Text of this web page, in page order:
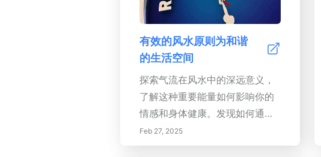
晰的思维。将日常任务转变为丰
富的仪式，促进放松、创造力和
与当下的连接。
有效的风水原则为和谐
的生活空间
探索气流在风水中的深远意义，
了解这种重要能量如何影响你的
情感和身体健康。发现如何通过
整理、家具的巧妙布置以及融入
自然元素来增强你生活空间中的
Feb 27, 2025